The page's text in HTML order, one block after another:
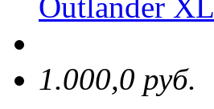
1.000,0 руб.